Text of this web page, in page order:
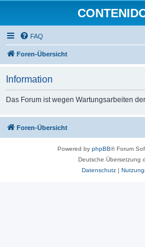
FAQ
Foren-Übersicht
Information
Das Forum ist wegen Wartungsarbeiten
Foren-Übersicht
Powered by phpBB® Forum
Deutsche Übersetzung
Datenschutz|